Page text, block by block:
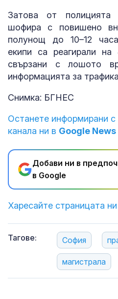
Затова от
шофира с повишено
полунощ до 10–12
екипи са реагирали на
свързани с лошото
информацията за
Снимка: БГНЕС
Останете информирани с
канала ни в Google
Добави ни в
в Google
Харесайте страницата
Тагове: София
магистрала